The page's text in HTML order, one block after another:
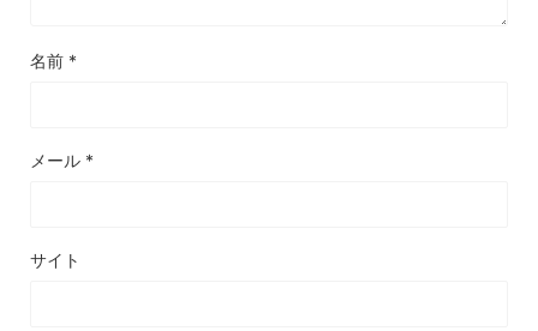
名前 *
メール *
サイト